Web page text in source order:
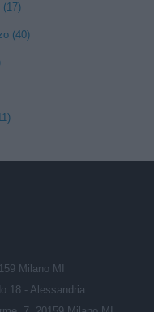
(17)
(40)
Milano MI
18 - Alessandria